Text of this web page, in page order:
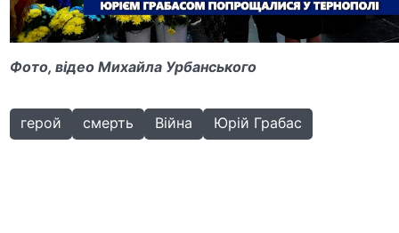
Фото, відео Михайла Урбанського
герой смерть Війна Юрій Грабас